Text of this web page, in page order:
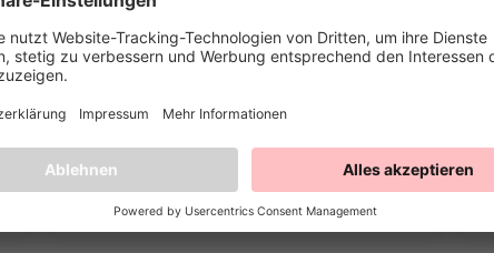
Wertet unseren Lieblingszitronenkuchen auf.
Vollständige Bewertung